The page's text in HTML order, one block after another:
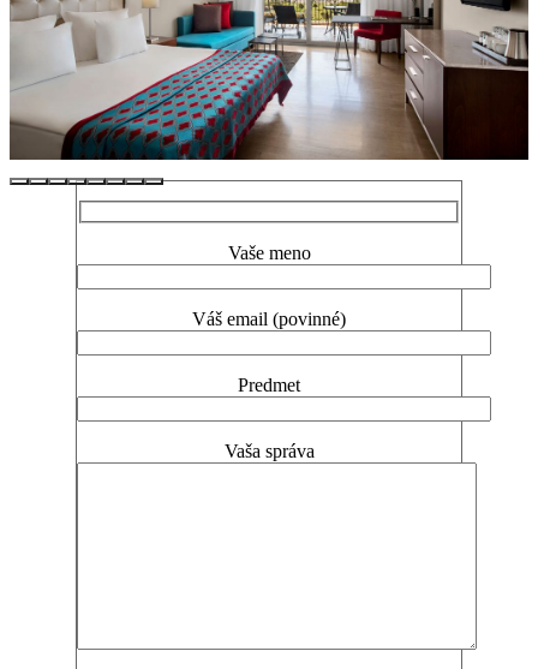
Máte Otázku?
Vaše meno
Váš email (povinné)
Predmet
Vaša správa